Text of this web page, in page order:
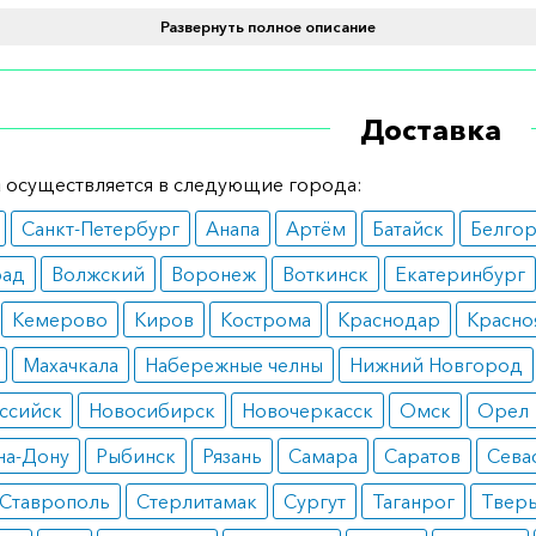
при невозможности есть нормальную пищу.
по показаниям врача. Обычно Изосурс назначается в
значительном снижении массы тела, повышенной
практически не имеет противопоказаний. Единственное
– наличие индивидуальной непереносимости
в состав лечебного питания.
эффекты
препарат не вызывает побочных эффектов. По этой
назначают даже детям, начиная с 3 лет. Только
появление аллергической реакции, которая
Развернуть полное описание
Доставка
осуществляется в следующие города:
Санкт-Петербург Анапа Артём Батайск
Волжский Воронеж Воткинск Екатеринбург
Кемерово Киров Кострома Краснодар
Махачкала Набережные челны Нижний Новгород
Новосибирск Новочеркасск Омск Орел
Дону
Рыбинск Рязань Самара Саратов
Ставрополь Стерлитамак Сургут Таганрог Тверь